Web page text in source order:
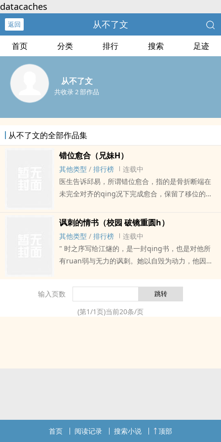
datacaches
返回 从不了文
首页 分类 排行 搜索 足迹
从不了文
共收录 2 部作品
从不了文的全部作品集
错位愈合（兄妹H）
其他类型 / 排行榜
连载中
医生告诉邱易，所谓错位愈合，指的是骨折断端在
未完全对齐的qing况下完成愈合，保留了移位的骨
然。她说：“哥，你要对我负责。”五百公里之外的邱
然接到了这则讯息，回复：“好”。之后，他跪在雨
里，祈求原谅。机灵狡猾胆小怕事妹X被动勾引控制
yu强哥一句话文案：不良少女追ai记（亲哥版）主
旨：ai是自由意志的沉沦。如果您认为《错位愈合
讽刺的情书（校园 破镜重圆h）
其他类型 / 排行榜
连载中
" 时之序写给江燧的，是一封qing书，也是对他所
有ruan弱与无力的讽刺。她以自毁为动力，他因自
反问，“你十七岁勾引我cao你的时候，想过今天
吗？”成年后的他们重逢，时间没有治愈他们的伤，
怨恨纠缠着aiyu，反而让一切变得更加复杂。当
输入页数
(第1/1页)当前20条/页
首页 阅读记录 搜索小说 顶部